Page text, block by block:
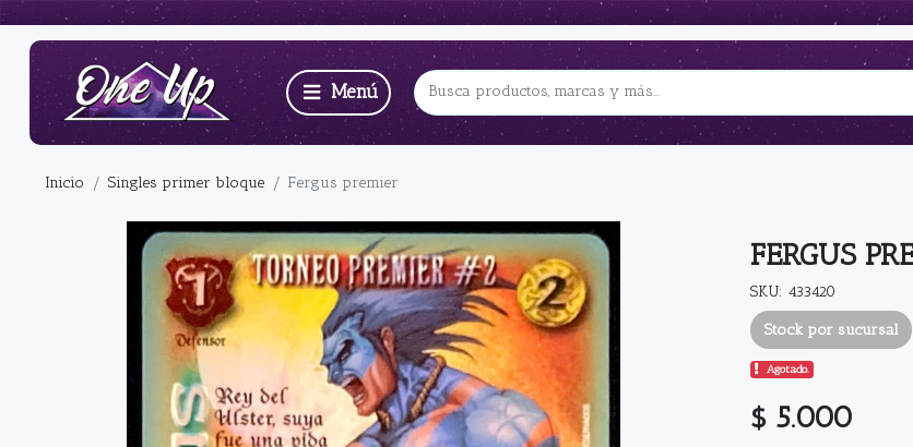
Inicio Singles primer bloque Fergus premier
FERGUS
SKU: 433420
Stock por sucursal
Agotado.
$ 5.000